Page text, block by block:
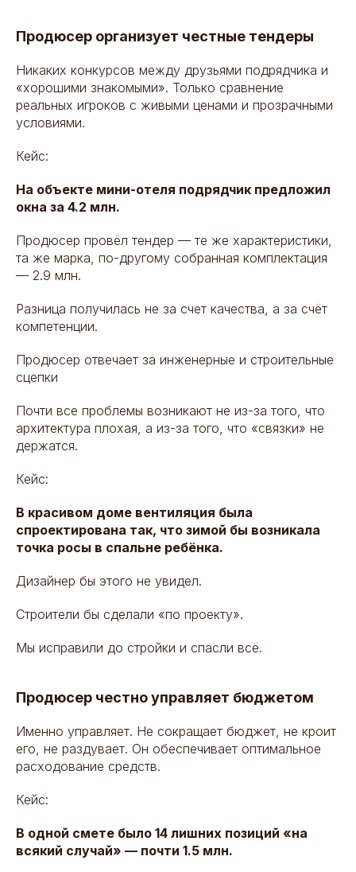
Продюсер организует честные тендеры
Никаких конкурсов между друзьями подрядчика и
«хорошими знакомыми». Только сравнение
реальных игроков с живыми ценами и прозрачными
условиями.
Кейс:
На объекте мини-отеля подрядчик предложил
окна за 4.2 млн.
Продюсер провёл тендер — те же характеристики,
та же марка, по-другому собранная комплектация
— 2.9 млн.
Разница получилась не за счет качества, а за счёт
компетенции.
Продюсер отвечает за инженерные и строительные
сцепки
Почти все проблемы возникают не из-за того, что
архитектура плохая, а из-за того, что «связки» не
держатся.
Кейс:
В красивом доме вентиляция была
спроектирована так, что зимой бы возникала
точка росы в спальне ребёнка.
Дизайнер бы этого не увидел.
Строители бы сделали «по проекту».
Мы исправили до стройки и спасли всё.
Продюсер честно управляет бюджетом
Именно управляет. Не сокращает бюджет, не кроит
его, не раздувает. Он обеспечивает оптимальное
расходование средств.
Кейс:
В одной смете было 14 лишних позиций «на
всякий случай» — почти 1.5 млн.